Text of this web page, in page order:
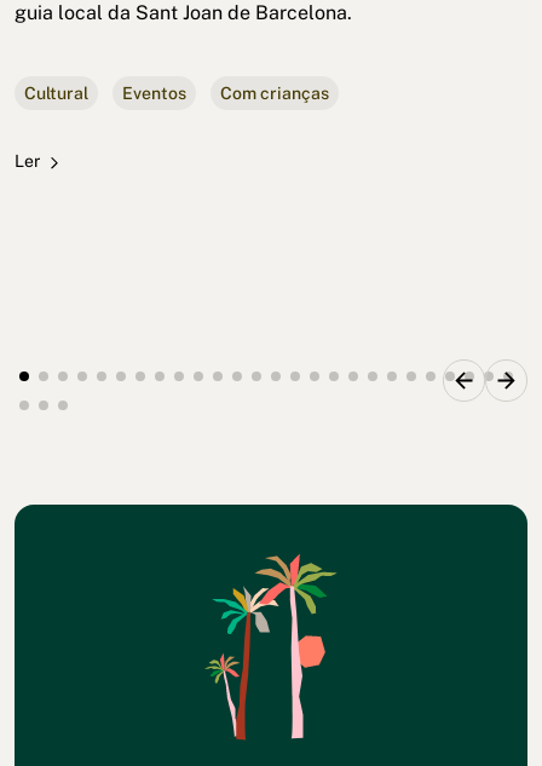
guia local da Sant Joan de Barcelona.
Cultural Eventos Com crianças
Ler